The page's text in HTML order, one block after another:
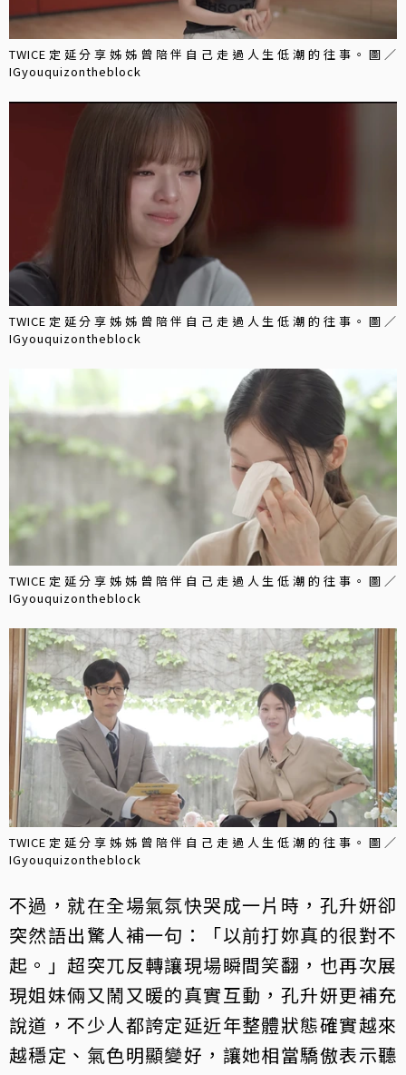
TWICE定延分享姊姊曾陪伴自己走過人生低潮的往事。圖／
IGyouquizontheblock
TWICE定延分享姊姊曾陪伴自己走過人生低潮的往事。圖／
IGyouquizontheblock
TWICE定延分享姊姊曾陪伴自己走過人生低潮的往事。圖／
IGyouquizontheblock
TWICE定延分享姊姊曾陪伴自己走過人生低潮的往事。圖／
IGyouquizontheblock
不過，就在全場氣氛快哭成一片時，孔升妍卻
突然語出驚人補一句：「以前打妳真的很對不
起。」超突兀反轉讓現場瞬間笑翻，也再次展
現姐妹倆又鬧又暖的真實互動，孔升妍更補充
說道，不少人都誇定延近年整體狀態確實越來
越穩定、氣色明顯變好，讓她相當驕傲表示聽